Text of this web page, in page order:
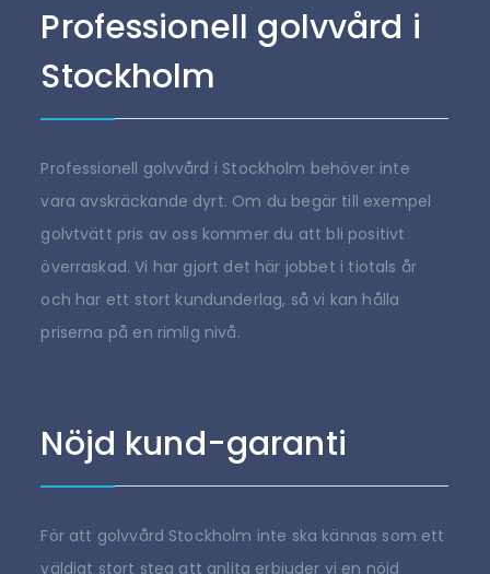
Professionell golvvård i
Stockholm
Professionell golvvård i Stockholm behöver inte
vara avskräckande dyrt. Om du begär till exempel
golvtvätt pris av oss kommer du att bli positivt
överraskad. Vi har gjort det här jobbet i tiotals år
och har ett stort kundunderlag, så vi kan hålla
priserna på en rimlig nivå.
Nöjd kund-garanti
För att golvvård Stockholm inte ska kännas som ett
väldigt stort steg att anlita erbjuder vi en nöjd